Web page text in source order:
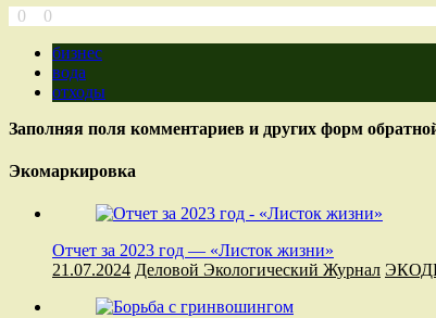
0
0
бизнес
вода
отходы
Заполняя поля комментариев и других форм
Экомаркировка
Отчет за 2023 год — «Листок жизни»
21.07.2024 Деловой Экологический Журнал